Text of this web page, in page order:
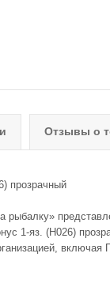
Отзывы о
прозрачный
рыбалку»
1-яз. (H026)